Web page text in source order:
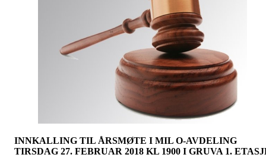
INNKALLING TIL ÅRSMØTE I MIL O-AVDELING
TIRSDAG 27. FEBRUAR 2018 KL 1900 I GRUVA 1.